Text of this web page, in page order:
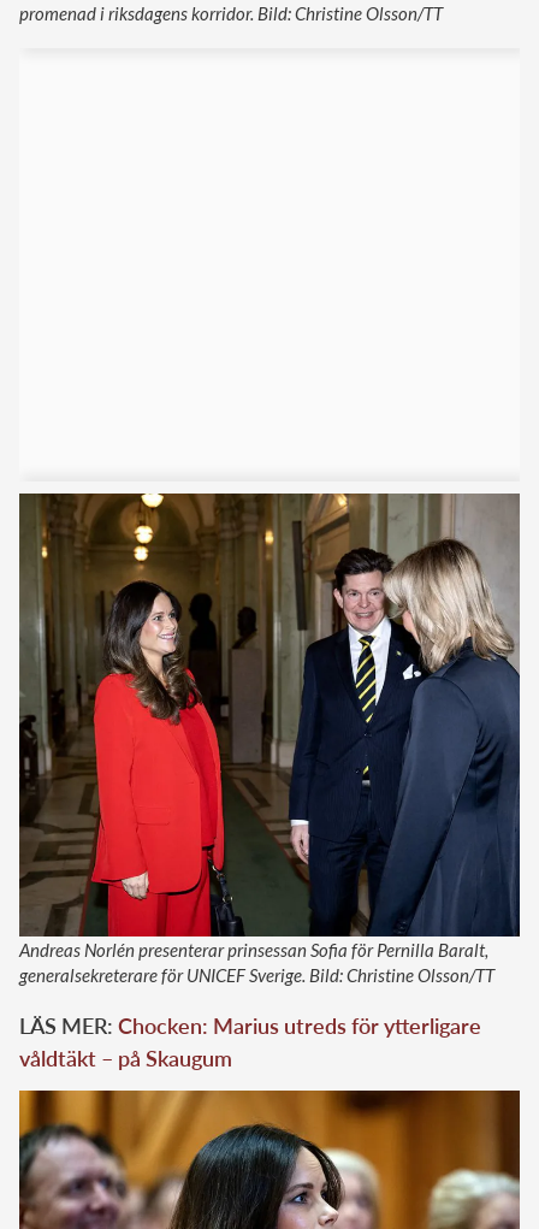
promenad i riksdagens korridor. Bild: Christine Olsson/TT
Andreas Norlén presenterar prinsessan Sofia för Pernilla Baralt,
generalsekreterare för UNICEF Sverige. Bild: Christine Olsson/TT
LÄS MER: Chocken: Marius utreds för ytterligare
våldtäkt – på Skaugum